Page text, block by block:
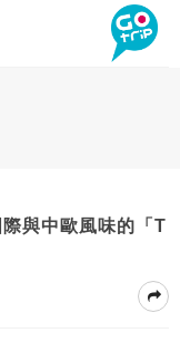
與中歐風味的「T